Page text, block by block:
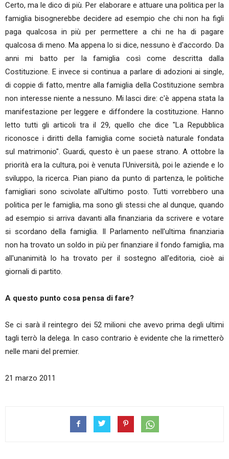
Certo, ma le dico di più. Per elaborare e attuare una politica per la
famiglia bisognerebbe decidere ad esempio che chi non ha figli
paga qualcosa in più per permettere a chi ne ha di pagare
qualcosa di meno. Ma appena lo si dice, nessuno è d'accordo. Da
anni mi batto per la famiglia così come descritta dalla
Costituzione. E invece si continua a parlare di adozioni ai single,
di coppie di fatto, mentre alla famiglia della Costituzione sembra
non interesse niente a nessuno. Mi lasci dire: c'è appena stata la
manifestazione per leggere e diffondere la costituzione. Hanno
letto tutti gli articoli tra il 29, quello che dice "La Repubblica
riconosce i diritti della famiglia come società naturale fondata
sul matrimonio". Guardi, questo è un paese strano. A ottobre la
priorità era la cultura, poi è venuta l'Università, poi le aziende e lo
sviluppo, la ricerca. Pian piano da punto di partenza, le politiche
famigliari sono scivolate all'ultimo posto. Tutti vorrebbero una
politica per le famiglia, ma sono gli stessi che al dunque, quando
ad esempio si arriva davanti alla finanziaria da scrivere e votare
si scordano della famiglia. Il Parlamento nell'ultima finanziaria
non ha trovato un soldo in più per finanziare il fondo famiglia, ma
all'unanimità lo ha trovato per il sostegno all'editoria, cioè ai
giornali di partito.
A questo punto cosa pensa di fare?
Se ci sarà il reintegro dei 52 milioni che avevo prima degli ultimi
tagli terrò la delega. In caso contrario è evidente che la rimetterò
nelle mani del premier.
21 marzo 2011